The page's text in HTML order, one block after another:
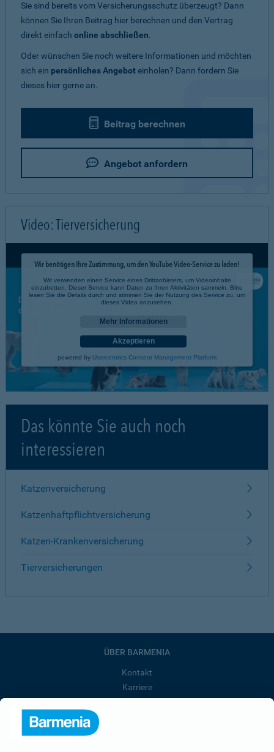
Sie sind bereits vom Versicherungsschutz überzeugt? Dann
können Sie Ihren Beitrag hier berechnen und den Vertrag
direkt einfach online abschließen.
Oder wünschen Sie noch weitere Informationen und möchten
sich ein persönliches Angeboteinholen? Dann fordern Sie
dieses hier gerne an.
Beitrag berechnen
Angebot anfordern
Video: Tierversicherung
Wir benötigen Ihre Zustimmung, um den YouTube Video-Service zu laden!
Wir verwenden einen Service eines Drittanbieters, um Videoinhalte
einzubetten. Dieser Service kann Daten zu Ihren Aktivitäten sammeln. Bitte
lesen Sie die Details durch und stimmen Sie der Nutzung des Service zu, um
dieses Video anzusehen.
Mehr Informationen
Akzeptieren
powered by Usercentrics Consent Management Platform
Das könnte Sie auch noch
interessieren
Katzenversicherung
Katzenhaftpflichtversicherung
Katzen-Krankenversicherung
Tierversicherungen
ÜBER BARMENIA
Kontakt
Karriere